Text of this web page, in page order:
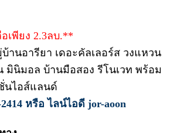
เพียง 2.3ลบ.**
านอารียา เดอะคัลเลอร์ส วงแหวน
มินิมอล บ้านมือสอง รีโนเวท พร้อม
นไอส์แลนด์
หรือ ไลน์ไอดี jor-aoon